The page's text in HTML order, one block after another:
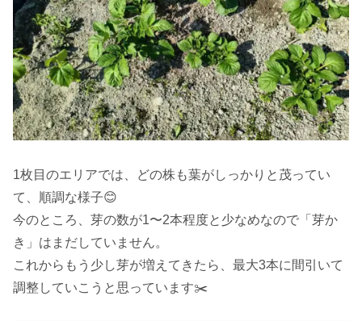
1枚目のエリアでは、どの株も葉がしっかりと茂ってい
て、順調な様子😊
今のところ、芽の数が1〜2本程度と少なめなので「芽か
き」はまだしていません。
これからもう少し芽が増えてきたら、最大3本に間引いて
調整していこうと思っています✂️